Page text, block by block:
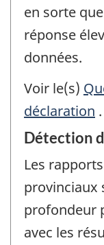
en sorte
réponse
données.
Voir le(s)
déclaration .
Détection
Les
provinciaux
profondeur
avec les